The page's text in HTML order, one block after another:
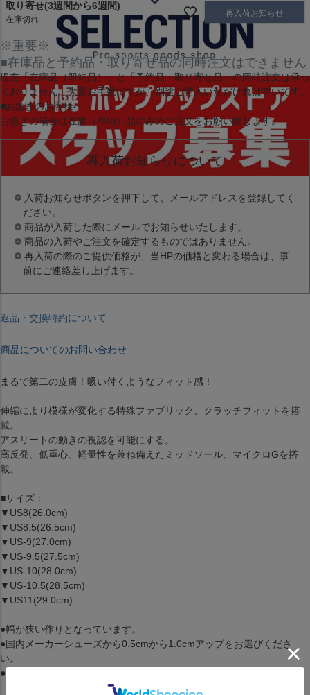
取り寄せ(3週間から6週間)
在庫切れ
再入荷お知らせ
※重要※
■在庫品と予約品・取り寄せ品の同時注文はできません
現在「在庫品（即納品）」と「予約品・取り寄せ品」の同時注文は承っ
ておりません。大変お手数ですが、別途ご購入いただければ幸いです。
■お急ぎのお客様へ
お急ぎの場合は在庫（即納）品のみのご注文をお願い致します。
再入荷お知らせについて
入荷お知らせボタンを押下して、メールアドレスを登録してく
ださい。
商品が入荷した際にメールでお知らせいたします。
商品の入荷やご注文を確定するものではありません。
再入荷の際のご提供価格が、当HPの価格と変わる場合は、事
前にご連絡差し上げます。
返品・交換特約について
商品についてのお問い合わせ
まるで第二の皮膚！吸い付くようなフィット感！
伸縮により模様が変化する特殊ファブリック、クラッチフィットを搭
載。
アスリートの動きの視認を可能にする。
高反発、低重心、軽量性を兼ね備えたミッドソール、マイクロGを搭
載。
■サイズ：
▼US8(26.0cm)
▼US8.5(26.5cm)
▼US-9(27.0cm)
▼US-9.5(27.5cm)
▼US-10(28.0cm)
▼US-10.5(28.5cm)
▼US11(29.0cm)
●幅が狭い作りとなっています。
●国内メーカーシューズから0.5cmから1.0cmアップをお選びくださ
い。
●幅広・甲高の方は0.5cmから1.0cmアップをお選びください。